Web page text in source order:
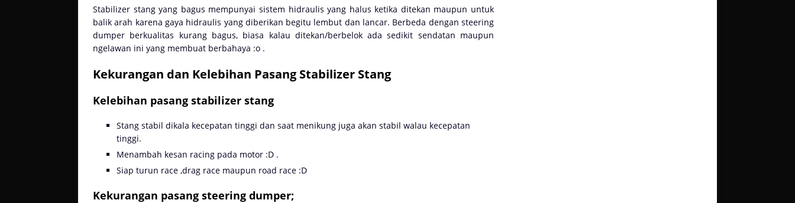
Stabilizer stang yang bagus mempunyai sistem hidraulis yang halus ketika ditekan maupun untuk
balik arah karena gaya hidraulis yang diberikan begitu lembut dan lancar. Berbeda dengan steering
dumper berkualitas kurang bagus, biasa kalau ditekan/berbelok ada sedikit sendatan maupun
ngelawan ini yang membuat berbahaya :o .
Kekurangan dan Kelebihan Pasang Stabilizer Stang
Kelebihan pasang stabilizer stang
Stang stabil dikala kecepatan tinggi dan saat menikung juga akan stabil walau kecepatan
tinggi.
Menambah kesan racing pada motor :D .
Siap turun race ,drag race maupun road race :D
Kekurangan pasang steering dumper;